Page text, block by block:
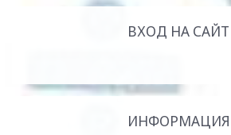
ВХОД НА САЙТ
ИНФОРМАЦИЯ